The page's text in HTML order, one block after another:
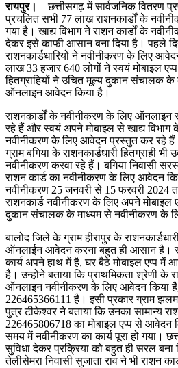
रायपुर।
छत्तीसगढ़ में सार्वजनिक वितरण
प्रचलित सभी 77 लाख राशनकार्डों के
गया है। खाद्य विभाग ने राशन कार्डों के
देकर इसे काफी आसान बना दिया है। पहले
राशनकार्डधारियों ने नवीनीकरण के लिए
लाख 33 हजार 640 लोगों ने स्वयं मोबाइल
हितग्राहियों ने उचित मूल्य दुकान संचालक
ऑनलाइन आवेदन किया है।
राशनकार्डों के नवीनीकरण के लिए ऑनलाइन
रहे हैं और स्वयं अपने मोबाइल से खाद्य विभाग
नवीनीकरण के लिए आवेदन प्रस्तुत कर रहे
ग्राम बगिया के राशनकार्डधारी हितग्राही
नवीनीकरण करवा रहे हैं। बगिया निवासी
राशन कार्ड का नवीनीकरण के लिए आवेदन
नवीनीकरण 25 जनवरी से 15 फरवरी 2024
राशनकार्ड नवीनीकरण के लिए अपने मोबाइल
दुकान संचालक के माध्यम से नवीनीकरण के
बालोद जिले के ग्राम हीरापुर के
ऑनलाईन आवेदन करना बहुत ही आसान है।
कार्य अपने हाथ में है, घर बैठे मोबाइल एप्प
है। उन्होंने बताया कि प्राथमिकता श्रेणी के
ऑनलाइन नवीनीकरण के लिए आवेदन किया
226465366111 है। इसी प्रकार ग्राम
पुत्र टीकेश्वर ने बताया कि उनका सामान्य
226465806718 का मोबाइल एप्प से आवेदन
समय में नवीनीकरण का कार्य पूरा हो गया।
सुविधा देकर प्रक्रिया को बहुत ही सरल
तेलीसेमरा निवासी सुजाता राव ने भी राशन